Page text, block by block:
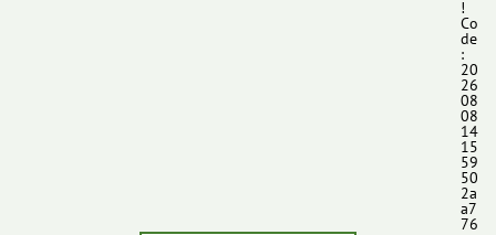
!
Co
de
:
20
26
08
08
14
15
59
50
2a
a7
76